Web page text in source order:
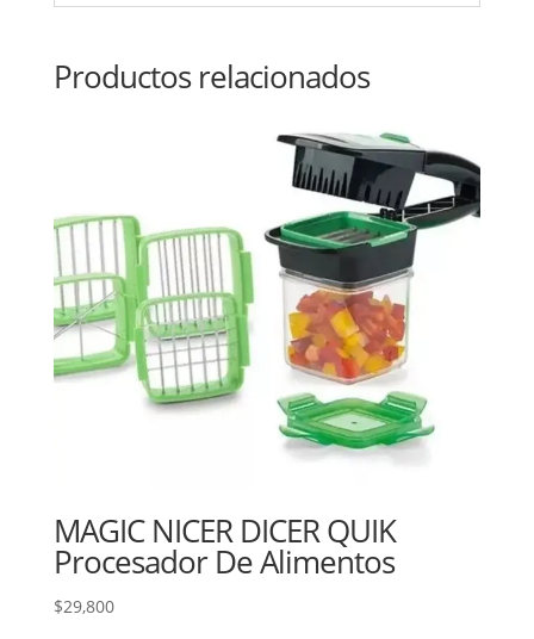
Productos relacionados
MAGIC NICER DICER QUIK
Procesador De Alimentos
$29,800